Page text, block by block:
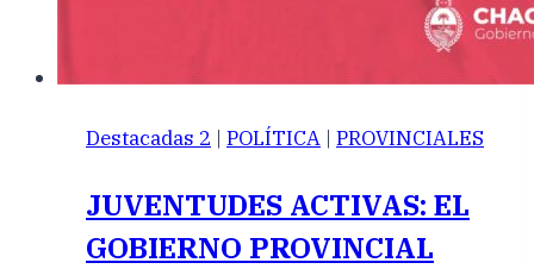
Destacadas 2 | POLÍTICA | PROVINCIALES
JUVENTUDES ACTIVAS: EL
GOBIERNO PROVINCIAL